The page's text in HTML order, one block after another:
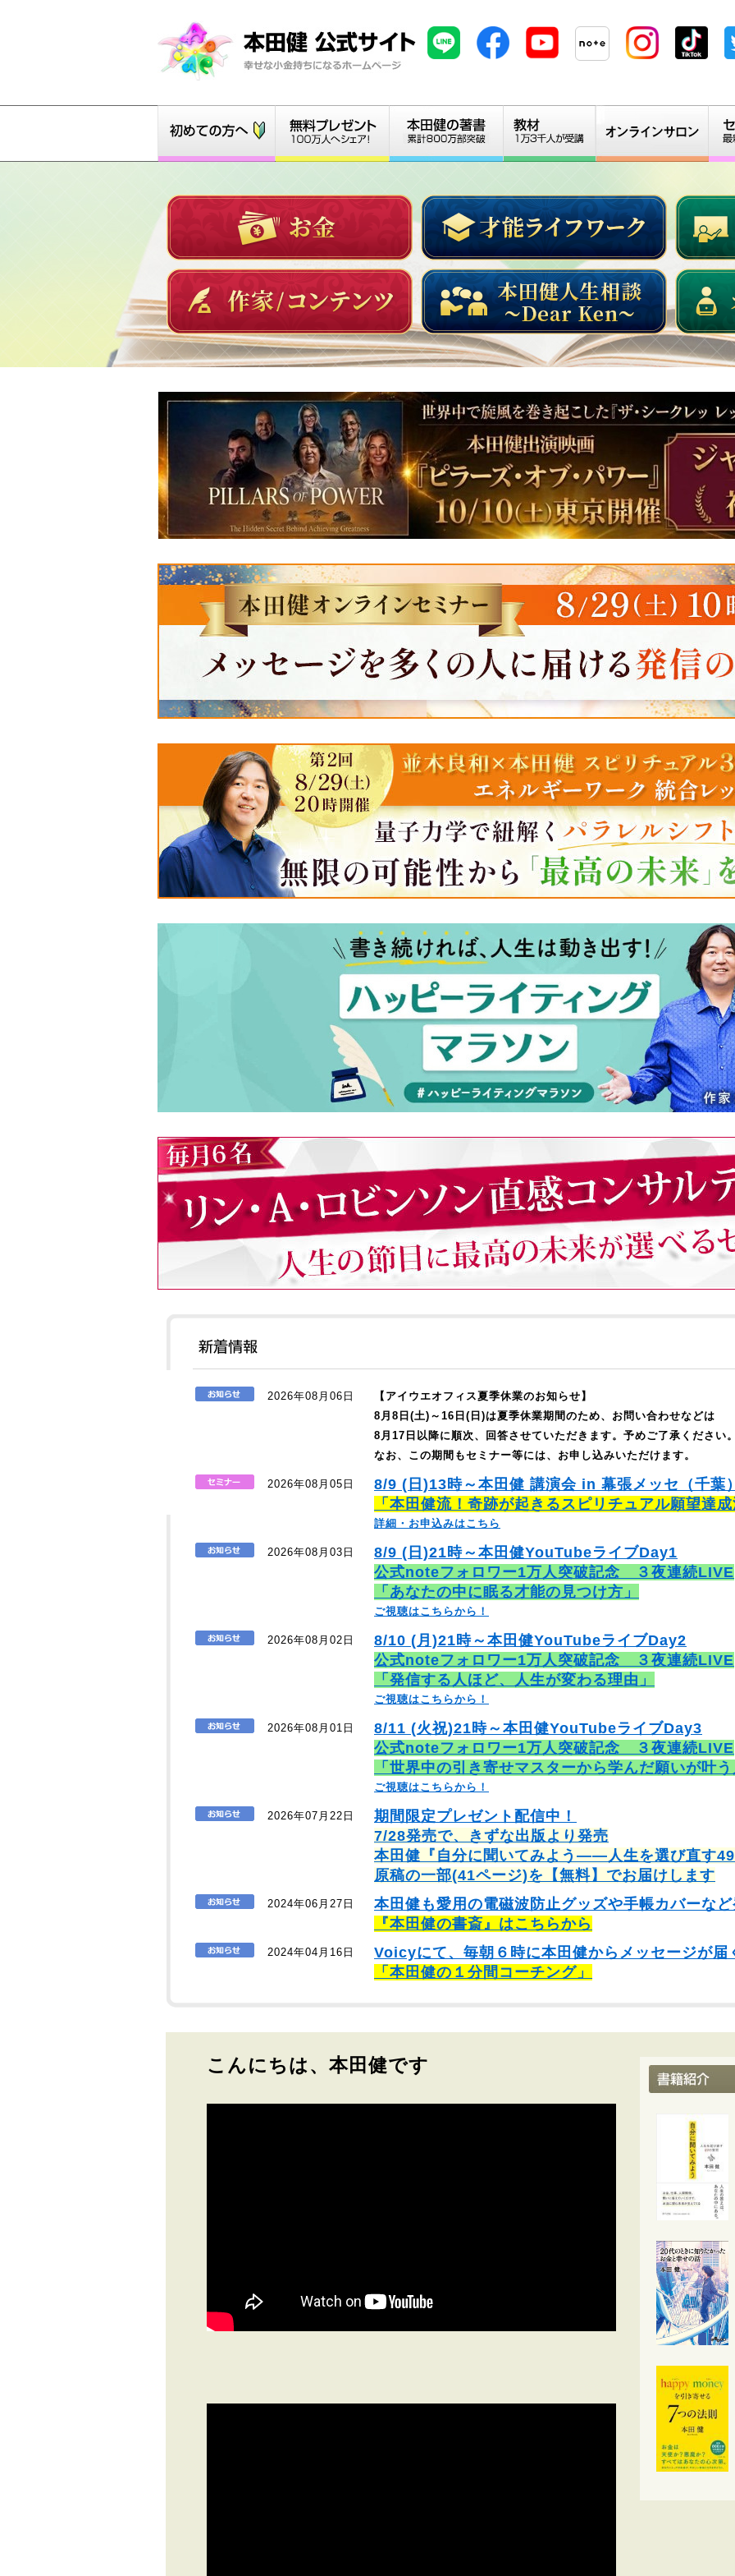
2026年08月06日
【アイウエオフィス夏季休業のお知らせ】
8月8日(土)～16日(日)は夏季休業期間のため、お問い合わせなどは
8月17日以降に順次、回答させていただきます。予めご了承ください
なお、この期間もセミナー等には、お申し込みいただけます。
2026年08月05日
8/9 (日)13時～本田健 講演会 in 幕張メッセ（千葉
「本田健流！奇跡が起きるスピリチュアル願望達
詳細・お申込みはこちら
2026年08月03日
8/9 (日)21時～本田健YouTubeライブDay1
公式noteフォロワー1万人突破記念 ３夜連続LIVE
「あなたの中に眠る才能の見つけ方」
ご視聴はこちらから！
2026年08月02日
8/10 (月)21時～本田健YouTubeライブDay2
公式noteフォロワー1万人突破記念 ３夜連続LIVE
「発信する人ほど、人生が変わる理由」
ご視聴はこちらから！
2026年08月01日
8/11 (火祝)21時～本田健YouTubeライブDay3
公式noteフォロワー1万人突破記念 ３夜連続LIVE
「世界中の引き寄せマスターから学んだ願いが叶
ご視聴はこちらから！
2026年07月22日
期間限定プレゼント配信中！
7/28発売で、きずな出版より発売
本田健『自分に聞いてみよう――人生を選び直す
原稿の一部(41ページ)を【無料】でお届けします
2024年06月27日
本田健も愛用の電磁波防止グッズや手帳カバーな
『本田健の書斎』はこちらから
2024年04月16日
Voicyにて、毎朝６時に本田健からメッセージが届
「本田健の１分間コーチング」
こんにちは、本田健です